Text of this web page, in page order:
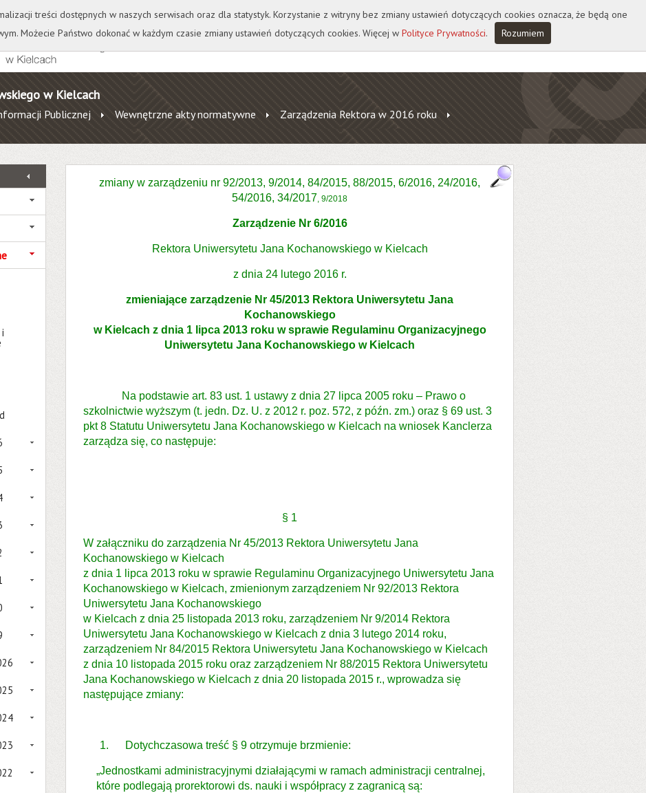
Wydawnictwo Wirtualna Uczelnia A A A A
w Kielcach
Publicznej Wewnętrzne akty normatywne
Zarządzenia Rektora w 2016 roku
zmiany w zarządzeniu nr 92/2013, 9/2014, 84/2015, 88/2015, 6/2016, 24/2016,
54/2016, 34/2017, 9/2018
Zarządzenie Nr 6/2016
Rektora Uniwersytetu Jana Kochanowskiego w Kielcach
z dnia 24 lutego 2016 r.
zmieniające zarządzenie Nr 45/2013 Rektora Uniwersytetu Jana
Kochanowskiego
w Kielcach z dnia 1 lipca 2013 roku w sprawie Regulaminu Organizacyjnego
Uniwersytetu Jana Kochanowskiego w Kielcach
Na podstawie art. 83 ust. 1 ustawy z dnia 27 lipca 2005 roku – Prawo o
szkolnictwie wyższym (t. jedn. Dz. U. z 2012 r. poz. 572, z późn. zm.) oraz § 69 ust. 3
pkt 8 Statutu Uniwersytetu Jana Kochanowskiego w Kielcach na wniosek Kanclerza
zarządza się, co następuje:
§ 1
W załączniku do zarządzenia Nr 45/2013 Rektora Uniwersytetu Jana
Kochanowskiego w Kielcach
z dnia 1 lipca 2013 roku w sprawie Regulaminu Organizacyjnego Uniwersytetu Jana
Kochanowskiego w Kielcach, zmienionym zarządzeniem Nr 92/2013 Rektora
Uniwersytetu Jana Kochanowskiego
w Kielcach z dnia 25 listopada 2013 roku, zarządzeniem Nr 9/2014 Rektora
Uniwersytetu Jana Kochanowskiego w Kielcach z dnia 3 lutego 2014 roku,
zarządzeniem Nr 84/2015 Rektora Uniwersytetu Jana Kochanowskiego w Kielcach
z dnia 10 listopada 2015 roku oraz zarządzeniem Nr 88/2015 Rektora Uniwersytetu
Jana Kochanowskiego w Kielcach z dnia 20 listopada 2015 r., wprowadza się
następujące zmiany:
1. Dotychczasowa treść § 9 otrzymuje brzmienie:
„Jednostkami administracyjnymi działającymi w ramach administracji centralnej,
które podlegają prorektorowi ds. nauki i współpracy z zagranicą są:
treści dostępnych w naszych serwisach oraz dla statystyk. Korzystanie z witryny bez zmiany ustawień dotyczących cookies oznacza, że będą one
Możecie Państwo dokonać w każdym czasie zmiany ustawień dotyczących cookies. Więcej w Polityce Prywatności. Rozumiem